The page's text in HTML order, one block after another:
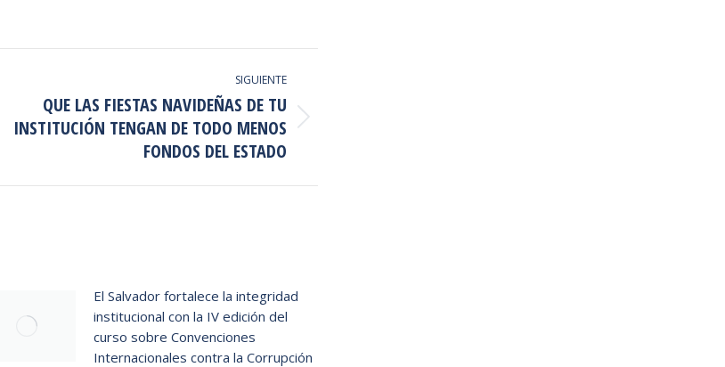
SIGUIENTE
Publicación
QUE LAS FIESTAS NAVIDEÑAS DE TU
INSTITUCIÓN TENGAN DE TODO MENOS
FONDOS DEL ESTADO
El Salvador fortalece la integridad
institucional con la IV edición del
curso sobre Convenciones
Internacionales contra la Corrupción